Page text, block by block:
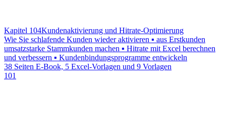
Kapitel 104Kundenaktivierung und Hitrate-Optimierung
Wie Sie schlafende Kunden wieder aktivieren ▪ aus Erstkunden
umsatzstarke Stammkunden machen ▪ Hitrate mit Excel berechnen
und verbessern ▪ Kundenbindungsprogramme entwickeln
38 Seiten E-Book, 5 Excel-Vorlagen und 9 Vorlagen
101